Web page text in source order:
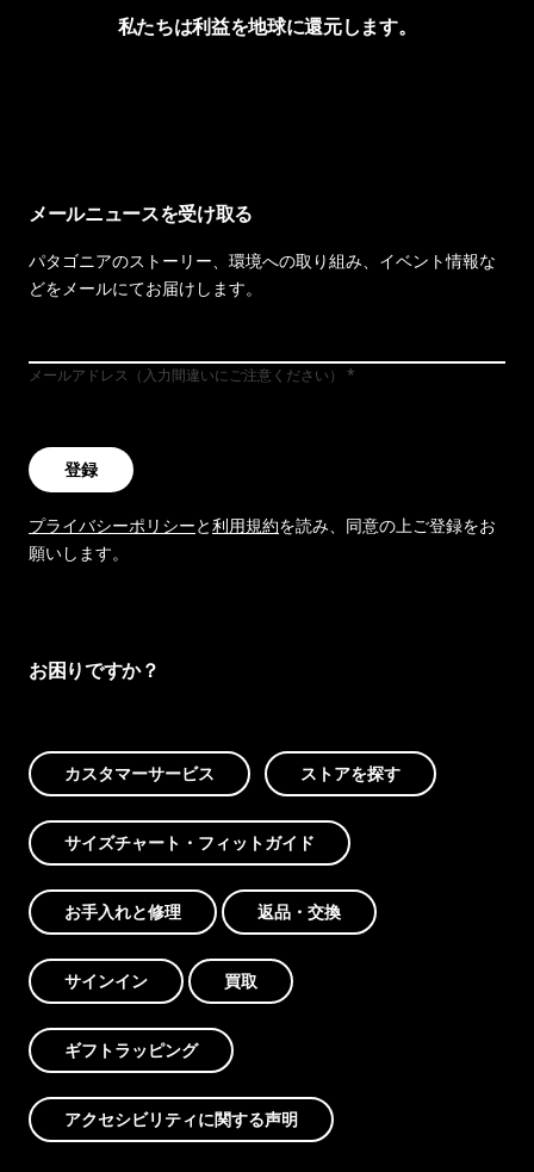
私たちは利益を地球に還元します。
メールニュースを受け取る
パタゴニアのストーリー、環境への取り組み、イベント情報な
どをメールにてお届けします。
メールアドレス（入力間違いにご注意ください）
登録
プライバシーポリシーと利用規約を読み、同意の上ご登録をお
願いします。
お困りですか？
カスタマーサービス ストアを探す
サイズチャート・フィットガイド
お手入れと修理 返品・交換
サインイン 買取
ギフトラッピング
アクセシビリティに関する声明